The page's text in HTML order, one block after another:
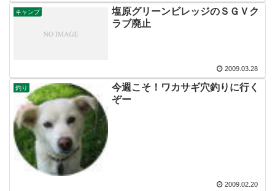
キャンプ
塩原グリーンビレッジのＳＧＶク
ラブ廃止
2009.03.28
釣り
今週こそ！ワカサギ穴釣りに行く
ぞー
2009.02.20